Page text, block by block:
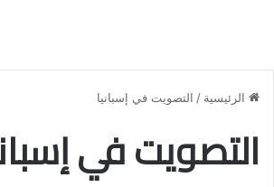
الرئيسية / التصويت في إسبانيا
التصويت في